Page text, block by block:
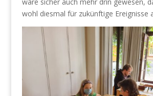
wohl diesmal für zukünftige Ereignisse